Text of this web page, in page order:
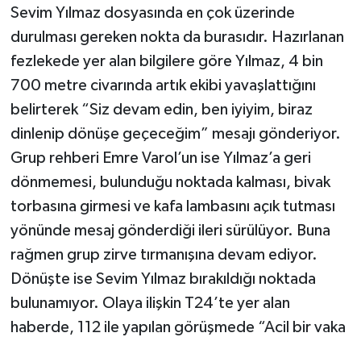
Sevim Yılmaz dosyasında en çok üzerinde
durulması gereken nokta da burasıdır. Hazırlanan
fezlekede yer alan bilgilere göre Yılmaz, 4 bin
700 metre civarında artık ekibi yavaşlattığını
belirterek “Siz devam edin, ben iyiyim, biraz
dinlenip dönüşe geçeceğim” mesajı gönderiyor.
Grup rehberi Emre Varol’un ise Yılmaz’a geri
dönmemesi, bulunduğu noktada kalması, bivak
torbasına girmesi ve kafa lambasını açık tutması
yönünde mesaj gönderdiği ileri sürülüyor. Buna
rağmen grup zirve tırmanışına devam ediyor.
Dönüşte ise Sevim Yılmaz bırakıldığı noktada
bulunamıyor. Olaya ilişkin T24’te yer alan
haberde, 112 ile yapılan görüşmede “Acil bir vaka